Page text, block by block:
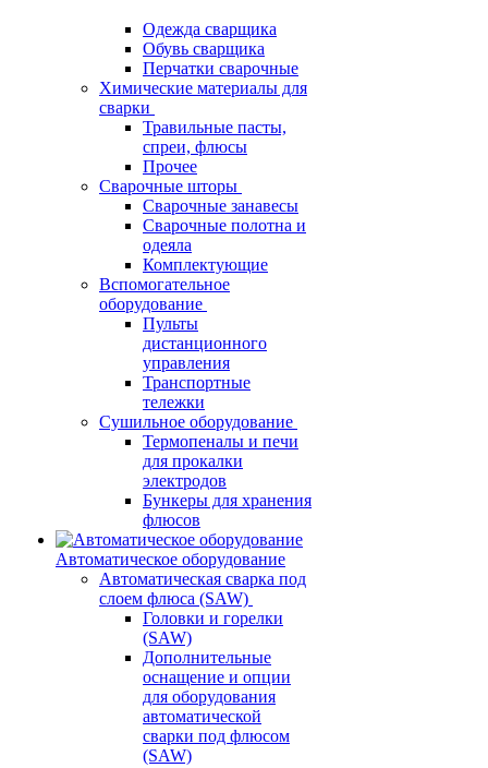
Одежда сварщика
Обувь сварщика
Перчатки сварочные
Химические материалы для
сварки
Травильные пасты,
спреи, флюсы
Прочее
Сварочные шторы
Сварочные занавесы
Сварочные полотна и
одеяла
Комплектующие
Вспомогательное
оборудование
Пульты
дистанционного
управления
Транспортные
тележки
Сушильное оборудование
Термопеналы и печи
для прокалки
электродов
Бункеры для хранения
флюсов
Автоматическое оборудование
Автоматическая сварка под
слоем флюса (SAW)
Головки и горелки
(SAW)
Дополнительные
оснащение и опции
для оборудования
автоматической
сварки под флюсом
(SAW)